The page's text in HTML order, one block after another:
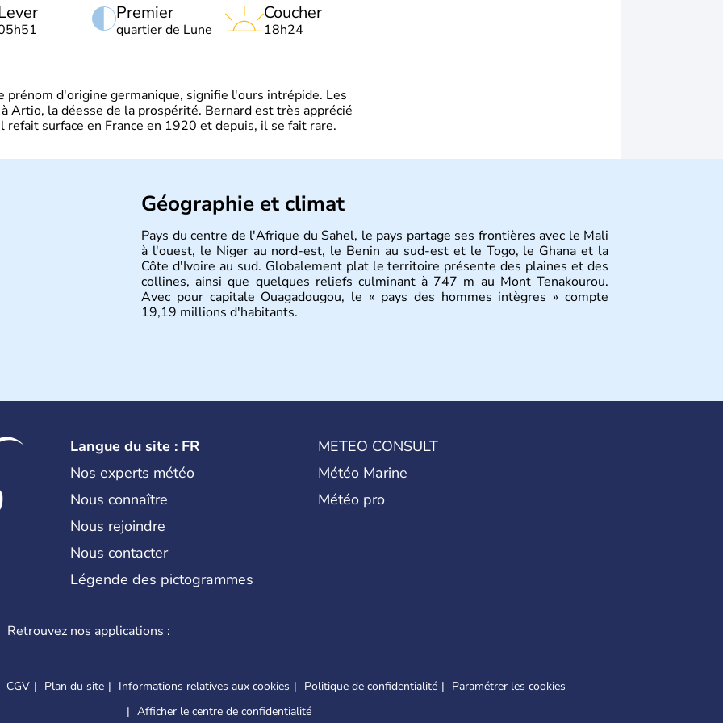
Premier
quartier de Lune
Coucher
18h24
prénom d'origine germanique, signifie l'ours intrépide. Les
Artio, la déesse de la prospérité. Bernard est très apprécié
refait surface en France en 1920 et depuis, il se fait rare.
Géographie et climat
Pays du centre de l'Afrique du Sahel, le pays partage ses frontières avec le Mali
à l'ouest, le Niger au nord-est, le Benin au sud-est et le Togo, le Ghana et la
Côte d'Ivoire au sud. Globalement plat le territoire présente des plaines et des
collines, ainsi que quelques reliefs culminant à 747 m au Mont Tenakourou.
Avec pour capitale Ouagadougou, le « pays des hommes intègres » compte
19,19 millions d'habitants.
Langue du site : FR
Nos experts météo
Nous connaître
Nous rejoindre
Nous contacter
Légende des pictogrammes
METEO CONSULT
Météo Marine
Météo pro
Retrouvez nos applications :
CGV Plan du site Informations relatives aux cookies Politique de confidentialité
Paramétrer les cookies
Afficher le centre de confidentialité